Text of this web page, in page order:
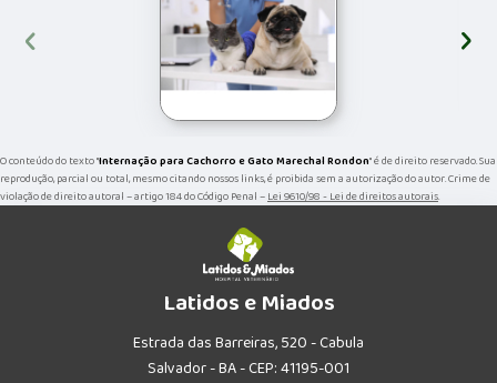
‹ ›
O conteúdo do texto "Internação para Cachorro e Gato Marechal Rondon" é de direito reservado. Sua
reprodução, parcial ou total, mesmo citando nossos links, é proibida sem a autorização do autor. Crime de
violação de direito autoral – artigo 184 do Código Penal –Lei 9610/98 - Lei de direitos autorais.
Latidos e Miados
Estrada das Barreiras, 520 - Cabula
Salvador - BA - CEP: 41195-001